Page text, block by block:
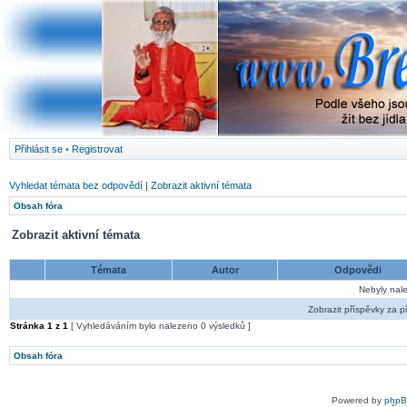
Přihlásit se • Registrovat
Vyhledat témata bez odpovědí | Zobrazit aktivní témata
Obsah fóra
Zobrazit aktivní témata
Témata Autor Odpovědi
Nebyly
Zobrazit příspěvky za
Stránka 1 z 1 [ Vyhledáváním bylo nalezeno 0 výsledků ]
Obsah fóra
Powered by